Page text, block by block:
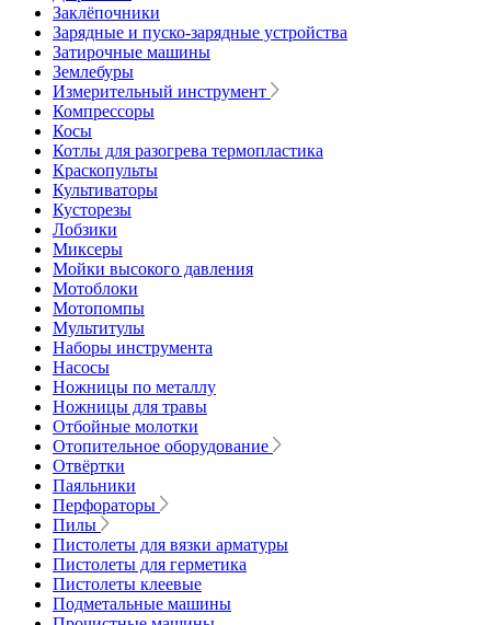
Заклёпочники
Зарядные и пуско-зарядные устройства
Затирочные машины
Землебуры
Измерительный инструмент
Компрессоры
Косы
Котлы для разогрева термопластика
Краскопульты
Культиваторы
Кусторезы
Лобзики
Миксеры
Мойки высокого давления
Мотоблоки
Мотопомпы
Мультитулы
Наборы инструмента
Насосы
Ножницы по металлу
Ножницы для травы
Отбойные молотки
Отопительное оборудование
Отвёртки
Паяльники
Перфораторы
Пилы
Пистолеты для вязки арматуры
Пистолеты для герметика
Пистолеты клеевые
Подметальные машины